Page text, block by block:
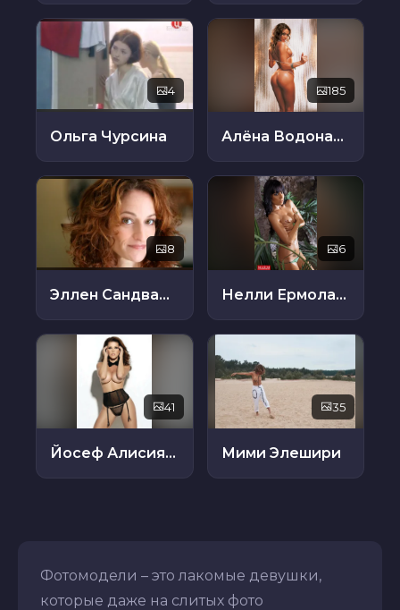
4
Ольга Чурсина
185
Алёна Водонаева
8
Эллен Сандвайсс
6
Нелли Ермолаева
41
Йосеф Алисия Мачадо Фахардо
35
Мими Элешири
Фотомодели – это лакомые девушки,
которые даже на слитых фото